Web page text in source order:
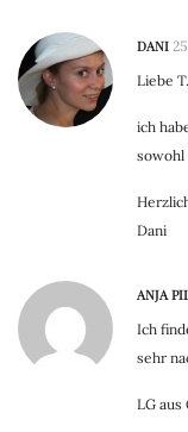
DANI
Liebe
ich
sowohl
Dani
ANJA
Ich
sehr
LG aus